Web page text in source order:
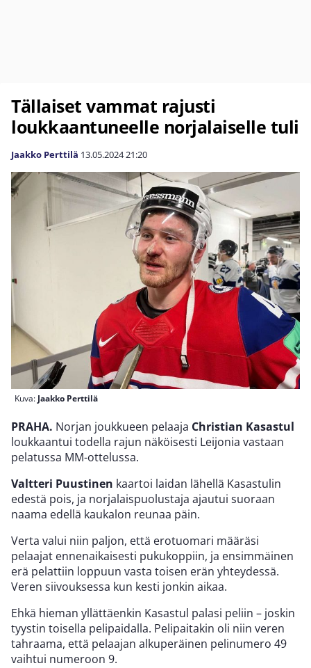
Tällaiset vammat rajusti
loukkaantuneelle norjalaiselle tuli
Jaakko Perttilä 13.05.202421:20
Kuva: Jaakko Perttilä
PRAHA. Norjan joukkueen pelaaja Christian Kasastul
loukkaantui todella rajun näköisesti Leijonia vastaan
pelatussa MM-ottelussa.
Valtteri Puustinen kaartoi laidan lähellä Kasastulin
edestä pois, ja norjalaispuolustaja ajautui suoraan
naama edellä kaukalon reunaa päin.
Verta valui niin paljon, että erotuomari määräsi
pelaajat ennenaikaisesti pukukoppiin, ja ensimmäinen
erä pelattiin loppuun vasta toisen erän yhteydessä.
Veren siivouksessa kun kesti jonkin aikaa.
Ehkä hieman yllättäenkin Kasastul palasi peliin – joskin
tyystin toisella pelipaidalla. Pelipaitakin oli niin veren
tahraama, että pelaajan alkuperäinen pelinumero 49
vaihtui numeroon 9.